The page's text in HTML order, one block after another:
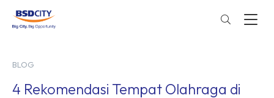
BLOG
4 Rekomendasi Tempat Olahraga di